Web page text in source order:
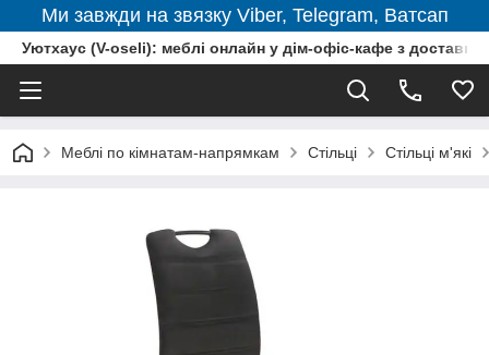
Ми завжди на звязку Viber, Telegram, Ватсап
Уютхаус (V-oseli): меблі онлайн у дім-офіс-кафе з
Меблі по кімнатам-напрямкам Стільці Стільці м'які